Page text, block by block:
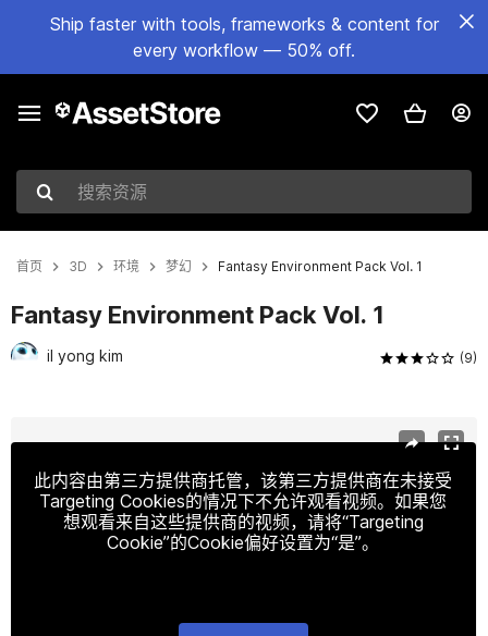
Ship faster with tools, frameworks & content for
every workflow — 50% off.
搜索资源
首页 3D 环境 梦幻 Fantasy Environment Pack Vol. 1
Fantasy Environment Pack Vol. 1
il yong kim (9)
此内容由第三方提供商托管，该第三方提供商在未接受
Targeting Cookies的情况下不允许观看视频。如果您
想观看来自这些提供商的视频，请将“Targeting
Cookie”的Cookie偏好设置为“是”。